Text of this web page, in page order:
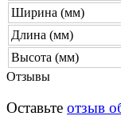
Ширина (мм)
Длина (мм)
Высота (мм)
Отзывы
Оставьте отзыв